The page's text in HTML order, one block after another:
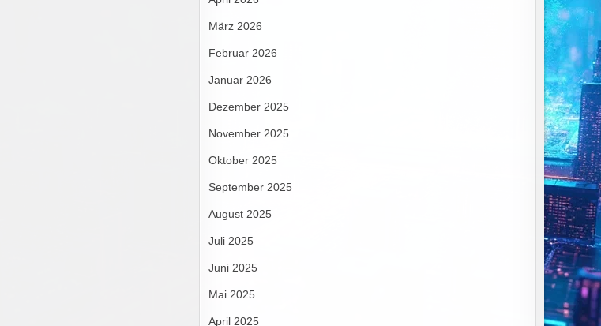
März 2026
Februar 2026
Januar 2026
Dezember 2025
November 2025
Oktober 2025
September 2025
August 2025
Juli 2025
Juni 2025
Mai 2025
April 2025